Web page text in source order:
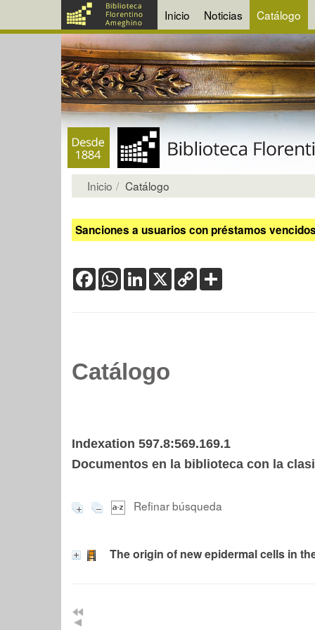
Inicio Noticias Catálogo
Inicio Catálogo
Sanciones a usuarios con préstamos
FacebookWhatsApp
LinkedIn
X Copy
Link
Catálogo
Indexation 597.8:569.169.1
Documentos en la biblioteca con la
Refinar búsqueda
The origin of new epidermal cells in